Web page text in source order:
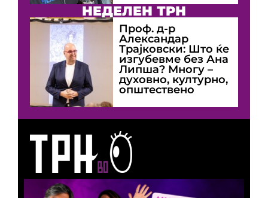
НЕДЕЛЕН ТРН
Проф. д-р
Александар
Трајковски: Што ќе
изгубевме без Ана
Липша? Многу –
духовно, културно,
општествено